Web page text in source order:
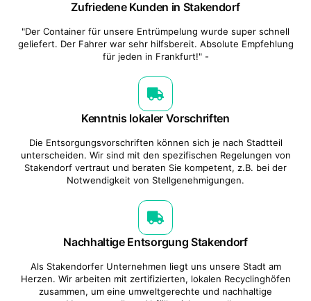
Zufriedene Kunden in Stakendorf
"Der Container für unsere Entrümpelung wurde super schnell
geliefert. Der Fahrer war sehr hilfsbereit. Absolute Empfehlung
für jeden in Frankfurt!" -
Kenntnis lokaler Vorschriften
Die Entsorgungsvorschriften können sich je nach Stadtteil
unterscheiden. Wir sind mit den spezifischen Regelungen von
Stakendorf vertraut und beraten Sie kompetent, z.B. bei der
Notwendigkeit von Stellgenehmigungen.
Nachhaltige Entsorgung Stakendorf
Als Stakendorfer Unternehmen liegt uns unsere Stadt am
Herzen. Wir arbeiten mit zertifizierten, lokalen Recyclinghöfen
zusammen, um eine umweltgerechte und nachhaltige